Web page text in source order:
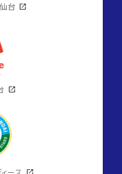
台 open_in_new
open_in_new